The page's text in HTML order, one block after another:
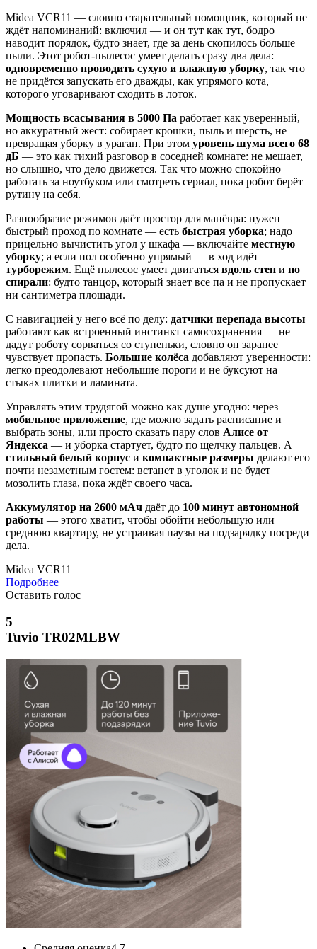
Midea VCR11 — словно старательный помощник, который не
ждёт напоминаний: включил — и он тут как тут, бодро
наводит порядок, будто знает, где за день скопилось больше
пыли. Этот робот‑пылесос умеет делать сразу два дела:
одновременно проводить сухую и влажную уборку, так что
не придётся запускать его дважды, как упрямого кота,
которого уговаривают сходить в лоток.
Мощность всасывания в 5000 Па работает как уверенный,
но аккуратный жест: собирает крошки, пыль и шерсть, не
превращая уборку в ураган. При этом уровень шума всего 68
дБ — это как тихий разговор в соседней комнате: не мешает,
но слышно, что дело движется. Так что можно спокойно
работать за ноутбуком или смотреть сериал, пока робот берёт
рутину на себя.
Разнообразие режимов даёт простор для манёвра: нужен
быстрый проход по комнате — есть быстрая уборка; надо
прицельно вычистить угол у шкафа — включайте местную
уборку; а если пол особенно упрямый — в ход идёт
турборежим. Ещё пылесос умеет двигаться вдоль стен и по
спирали: будто танцор, который знает все па и не пропускает
ни сантиметра площади.
С навигацией у него всё по делу: датчики перепада высоты
работают как встроенный инстинкт самосохранения — не
дадут роботу сорваться со ступеньки, словно он заранее
чувствует пропасть. Большие колёса добавляют уверенности:
легко преодолевают небольшие пороги и не буксуют на
стыках плитки и ламината.
Управлять этим трудягой можно как душе угодно: через
мобильное приложение, где можно задать расписание и
выбрать зоны, или просто сказать пару слов Алисе от
Яндекса — и уборка стартует, будто по щелчку пальцев. А
стильный белый корпус и компактные размеры делают его
почти незаметным гостем: встанет в уголок и не будет
мозолить глаза, пока ждёт своего часа.
Аккумулятор на 2600 мАч даёт до 100 минут автономной
работы — этого хватит, чтобы обойти небольшую или
среднюю квартиру, не устраивая паузы на подзарядку посреди
дела.
Midea VCR11
Подробнее
Оставить голос
5
Tuvio TR02MLBW